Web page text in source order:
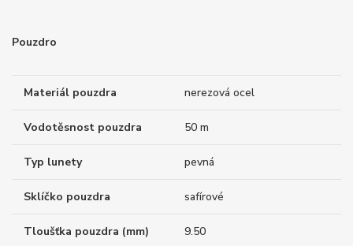
Pouzdro
Materiál pouzdra nerezová ocel
Vodotěsnost pouzdra 50 m
Typ lunety pevná
Sklíčko pouzdra safírové
Tloušťka pouzdra (mm) 9.50